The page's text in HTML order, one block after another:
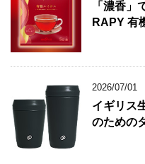
「濃香」
RAPY 有
2026/07/01
イギリス
のための